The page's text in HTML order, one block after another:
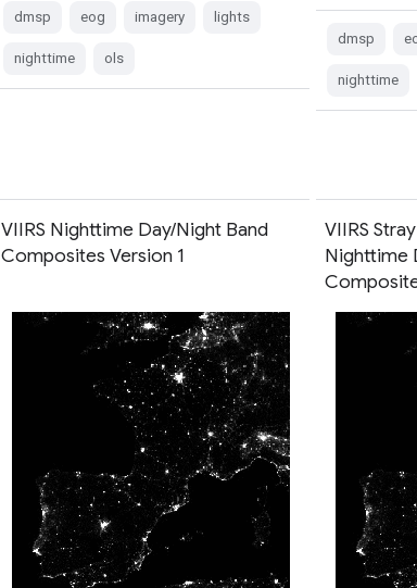
dmsp eog imagery lights
nighttime ols
dmsp
nighttime
VIIRS Nighttime Day/Night Band
Composites Version 1
VIIRS
Nighttime